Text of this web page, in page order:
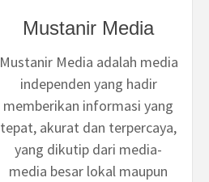
Mustanir Media
Mustanir Media adalah media
independen yang hadir
memberikan informasi yang
tepat, akurat dan terpercaya,
yang dikutip dari media-
media besar lokal maupun